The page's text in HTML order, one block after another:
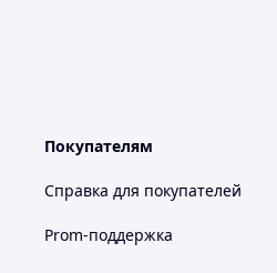
Покупателям
Справка для покупателей
Prom-поддержка